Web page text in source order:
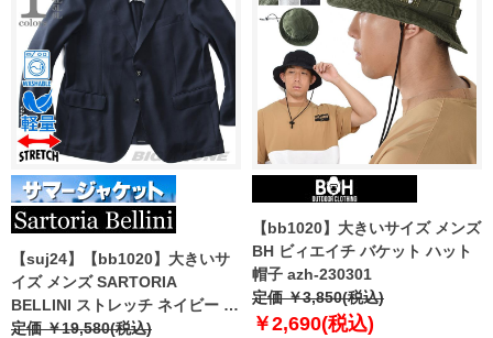
【suj24】【bb1020】大きいサ
イズ メンズ SARTORIA
BELLINI ストレッチ ネイビー ニ
ット ジャケット 軽量 ウォッシャ
定価 ￥19,580(税込)
【bb1020】大きいサイズ メンズ
BH ビィエイチ バケット ハット
帽子 azh-230301
定価 ￥3,850(税込)
￥2,690(税込)